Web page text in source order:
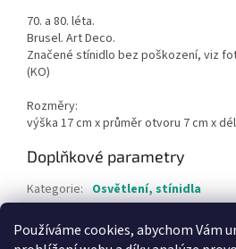
Používáme cookies, abychom Vám
70. a 80. léta.
Brusel. Art Deco.
Značené stínidlo bez poškození, viz
(KO)
Rozměry:
výška 17 cm x průměr otvoru 7 cm x
Doplňkové parametry
Kategorie: Osvětlení, stínidla
Položka byla vyprodána…